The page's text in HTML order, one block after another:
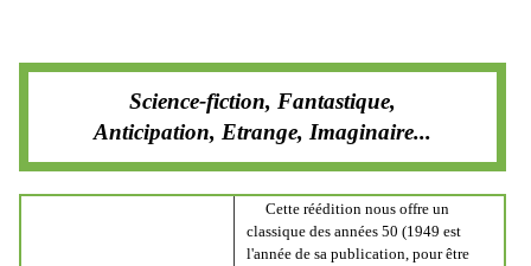
Science-fiction, Fantastique,
Anticipation, Etrange, Imaginaire...
Cette réédition nous offre un
classique des années 50 (1949 est
l'année de sa publication, pour être